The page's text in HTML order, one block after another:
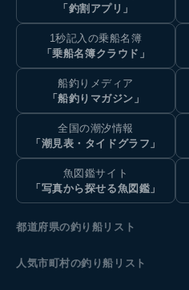
「釣割アプリ」
1秒記入の乗船名簿
「乗船名簿クラウド」
船釣りメディア
「船釣りマガジン」
全国の潮汐情報
「潮見表・タイドグラフ」
魚図鑑サイト
「写真から探せる魚図鑑」
都道府県の釣り船リスト
人気市町村の釣り船リスト